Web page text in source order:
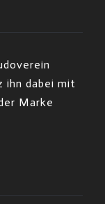
ihn dabei mit
Marke